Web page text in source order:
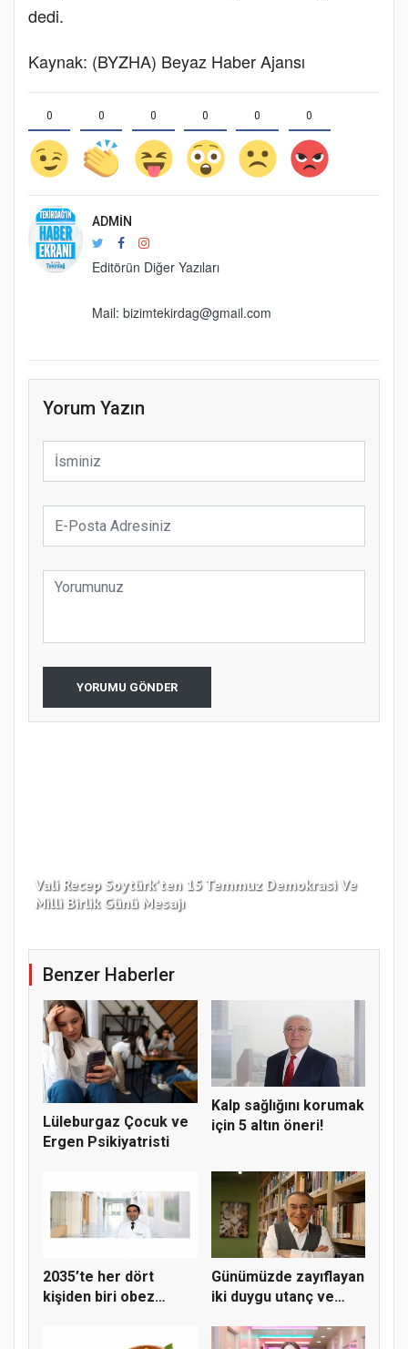
dedi.
Kaynak: (BYZHA) Beyaz Haber Ajansı
0 0 0 0 0 0
ADMIN
Editörün Diğer Yazıları
Mail: bizimtekirdag@gmail.com
Yorum Yazın
YORUMU GÖNDER
Vali Recep Soytürk'ten 15 Temmuz Demokrasi Ve
Milli Birlik Günü Mesajı
Benzer Haberler
Lüleburgaz Çocuk ve
Ergen Psikiyatristi
Kalp sağlığını korumak
için 5 altın öneri!
2035’te her dört
kişiden biri obez
Günümüzde zayıflayan
iki duygu utanç ve